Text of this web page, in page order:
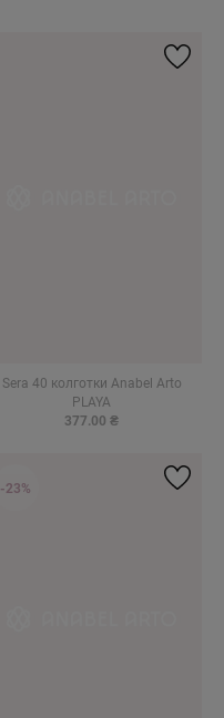
Sera 40 колготки Anabel Arto
PLAYA
377.00 ₴
-23%